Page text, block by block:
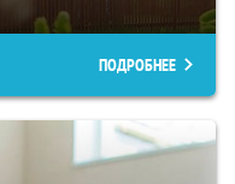
ПОДРОБНЕЕ